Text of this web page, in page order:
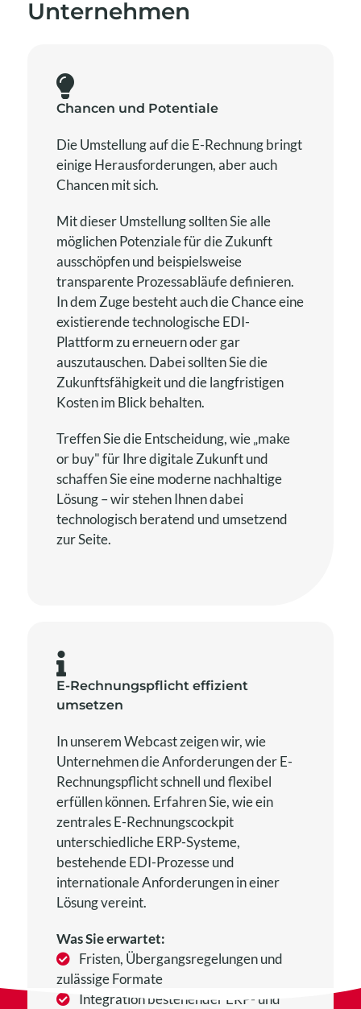
Unternehmen
Chancen und Potentiale
Die Umstellung auf die E-Rechnung bringt
einige Herausforderungen, aber auch
Chancen mit sich.
Mit dieser Umstellung sollten Sie alle
möglichen Potenziale für die Zukunft
ausschöpfen und beispielsweise
transparente Prozessabläufe definieren.
In dem Zuge besteht auch die Chance eine
existierende technologische EDI-
Plattform zu erneuern oder gar
auszutauschen. Dabei sollten Sie die
Zukunftsfähigkeit und die langfristigen
Kosten im Blick behalten.
Treffen Sie die Entscheidung, wie „make
or buy" für Ihre digitale Zukunft und
schaffen Sie eine moderne nachhaltige
Lösung – wir stehen Ihnen dabei
technologisch beratend und umsetzend
zur Seite.
E-Rechnungspflicht effizient
umsetzen
In unserem Webcast zeigen wir, wie
Unternehmen die Anforderungen der E-
Rechnungspflicht schnell und flexibel
erfüllen können. Erfahren Sie, wie ein
zentrales E-Rechnungscockpit
unterschiedliche ERP-Systeme,
bestehende EDI-Prozesse und
internationale Anforderungen in einer
Lösung vereint.
Was Sie erwartet:
Fristen, Übergangsregelungen und
zulässige Formate
Integration bestehender ERP- und